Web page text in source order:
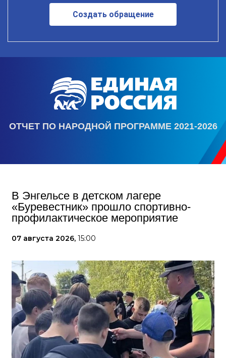
Создать обращение
ОТЧЕТ ПО НАРОДНОЙ ПРОГРАММЕ 2021-2026
В Энгельсе в детском лагере
«Буревестник» прошло спортивно-
профилактическое мероприятие
07 августа 2026, 15:00